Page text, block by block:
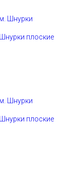
плоские
плоские